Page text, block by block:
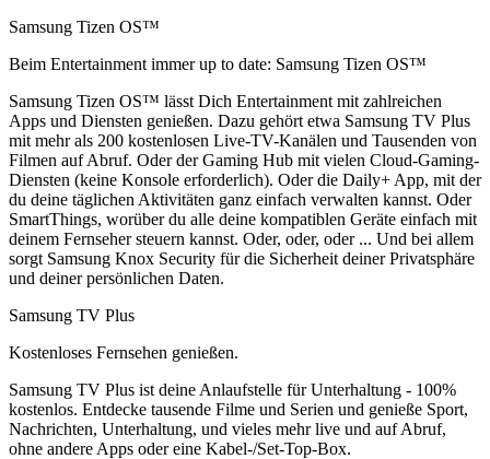
Samsung Tizen OS™
Beim Entertainment immer up to date: Samsung Tizen OS™
Samsung Tizen OS™ lässt Dich Entertainment mit zahlreichen
Apps und Diensten genießen. Dazu gehört etwa Samsung TV Plus
mit mehr als 200 kostenlosen Live-TV-Kanälen und Tausenden von
Filmen auf Abruf. Oder der Gaming Hub mit vielen Cloud-Gaming-
Diensten (keine Konsole erforderlich). Oder die Daily+ App, mit der
du deine täglichen Aktivitäten ganz einfach verwalten kannst. Oder
SmartThings, worüber du alle deine kompatiblen Geräte einfach mit
deinem Fernseher steuern kannst. Oder, oder, oder ... Und bei allem
sorgt Samsung Knox Security für die Sicherheit deiner Privatsphäre
und deiner persönlichen Daten.
Samsung TV Plus
Kostenloses Fernsehen genießen.
Samsung TV Plus ist deine Anlaufstelle für Unterhaltung - 100%
kostenlos. Entdecke tausende Filme und Serien und genieße Sport,
Nachrichten, Unterhaltung, und vieles mehr live und auf Abruf,
ohne andere Apps oder eine Kabel-/Set-Top-Box.